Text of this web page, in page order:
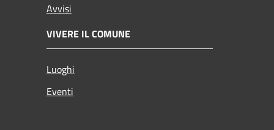
Avvisi
VIVERE IL COMUNE
Luoghi
Eventi